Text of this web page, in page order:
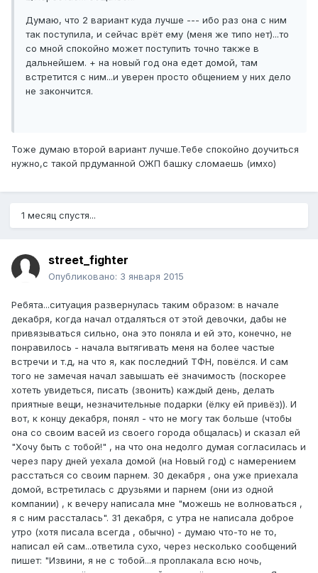
Думаю, что 2 вариант куда лучше --- ибо раз она с ним
так поступила, и сейчас врёт ему (меня же типо нет)...то
со мной спокойно может поступить точно также в
дальнейшем. + на новый год она едет домой, там
встретится с ним...и уверен просто общением у них дело
не закончится.
Тоже думаю второй вариант лучше.Тебе спокойно доучиться
нужно,с такой прдуманной ОЖП башку сломаешь (имхо)
1 месяц спустя...
street_fighter
Опубликовано: 3 января 2015
Ребята...ситуация развернулась таким образом: в начале
декабря, когда начал отдаляться от этой девочки, дабы не
привязываться сильно, она это поняла и ей это, конечно, не
понравилось - начала вытягивать меня на более частые
встречи и т.д, на что я, как последний ТФН, повёлся. И сам
того не замечая начал завышать её значимость (поскорее
хотеть увидеться, писать (звонить) каждый день, делать
приятные вещи, незначительные подарки (ёлку ей привёз)). И
вот, к концу декабря, понял - что не могу так больше (чтобы
она со своим васей из своего города общалась) и сказал ей
"Хочу быть с тобой!" , на что она недолго думая согласилась и
через пару дней уехала домой (на Новый год) с намерением
расстаться со своим парнем. 30 декабря , она уже приехала
домой, встретилась с друзьями и парнем (они из одной
компании) , к вечеру написала мне "можешь не волноваться ,
я с ним рассталась". 31 декабря, с утра не написала доброе
утро (хотя писала всегда , обычно) - думаю что-то не то,
написал ей сам...ответила сухо, через несколько сообщений
пишет: "Извини, я не с тобой...я проплакала всю ночь,